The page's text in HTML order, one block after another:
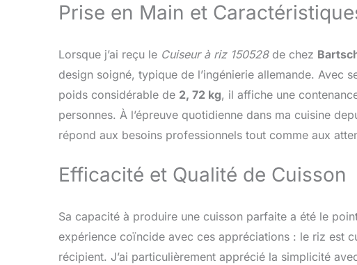
Prise en Main et
Lorsque j’ai reçu le Cuiseur à riz 150528de chez
design soigné, typique de l’ingénierie allemande. Avec
poids considérable de 2, 72 kg, il affiche une
personnes. À l’épreuve quotidienne dans ma cuisine
répond aux besoins professionnels tout comme aux
Efficacité et Qualité de Cuisson
Sa capacité à produire une cuisson parfaite a été le
expérience coïncide avec ces appréciations : le riz est
récipient. J’ai particulièrement apprécié la simplicité